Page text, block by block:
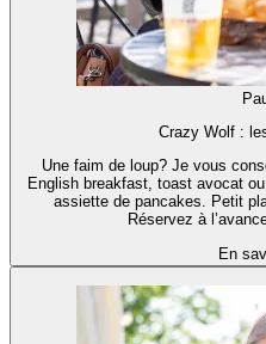
Crazy Wolf :
Une faim de loup? Je vous
English breakfast, toast avocat
assiette de pancakes. Petit plaisir inclus : le thé froid maison!
Réservez à
En